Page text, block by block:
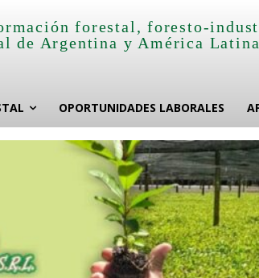
forestal, foresto-
de Argentina y América
OPORTUNIDADES LABORALES